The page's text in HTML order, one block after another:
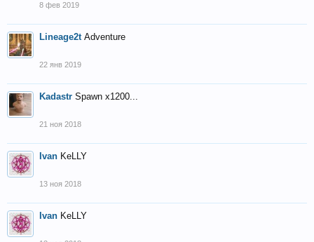
8 фев 2019
Lineage2t Adventure
22 янв 2019
Kadastr Spawn x1200...
21 ноя 2018
Ivan KeLLY
13 ноя 2018
Ivan KeLLY